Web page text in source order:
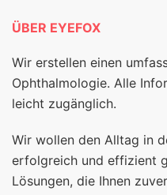
ÜBER EYEFOX
Wir erstellen einen
Ophthalmologie. Alle
leicht zugänglich.
Wir wollen den Alltag in
erfolgreich und effizient
Lösungen, die Ihnen